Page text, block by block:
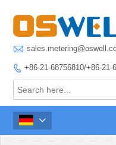

 +86-21-68756810/+86-21-
